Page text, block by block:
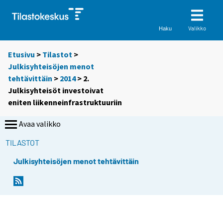
Haku Valikko
Etusivu > Tilastot >
Julkisyhteisöjen menot
tehtävittäin > 2014> 2.
Julkisyhteisöt investoivat
eniten liikenneinfrastruktuuriin
Avaa valikko
TILASTOT
Julkisyhteisöjen menot tehtävittäin